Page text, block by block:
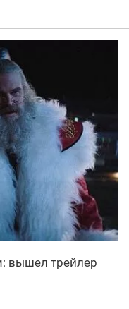
вышел трейлер